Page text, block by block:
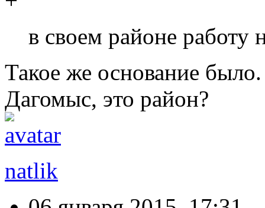
в своем районе работу
Такое же основание
Дагомыс, это район?
natlik